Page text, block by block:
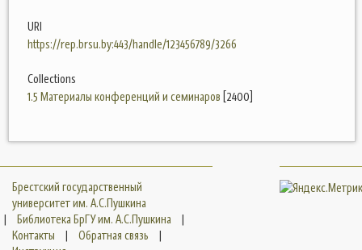
URI
https://rep.brsu.by:443/handle/123456789/3266
Collections
1.5 Материалы конференций и семинаров [2400]
Брестский государственный
университет им. А.С.Пушкина
|
Библиотека БрГУ им. А.С.Пушкина
|
Контакты
| Обратная связь
|